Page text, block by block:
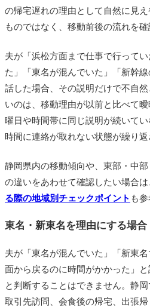
の帰宅遅れの理由として自然に見
ものではなく、移動前後の流れを確
夫が「浜松方面まで仕事で行って
た」「東名が混んでいた」「新幹
話した場合、その説明だけで不自
いのは、移動理由が以前と比べて
曜日や時間帯に同じ説明が続いて
時間に連絡が取れない状態が繰り返
静岡県内の移動傾向や、東部・中
の違いをあわせて確認したい場合は
る際の地域別チェックポイント も
東名・新東名を理由にする場合
夫が「東名が混んでいた」「新東
面から戻るのに時間がかかった」
と判断することはできません。静岡
取引先訪問、会食後の帰宅、出張